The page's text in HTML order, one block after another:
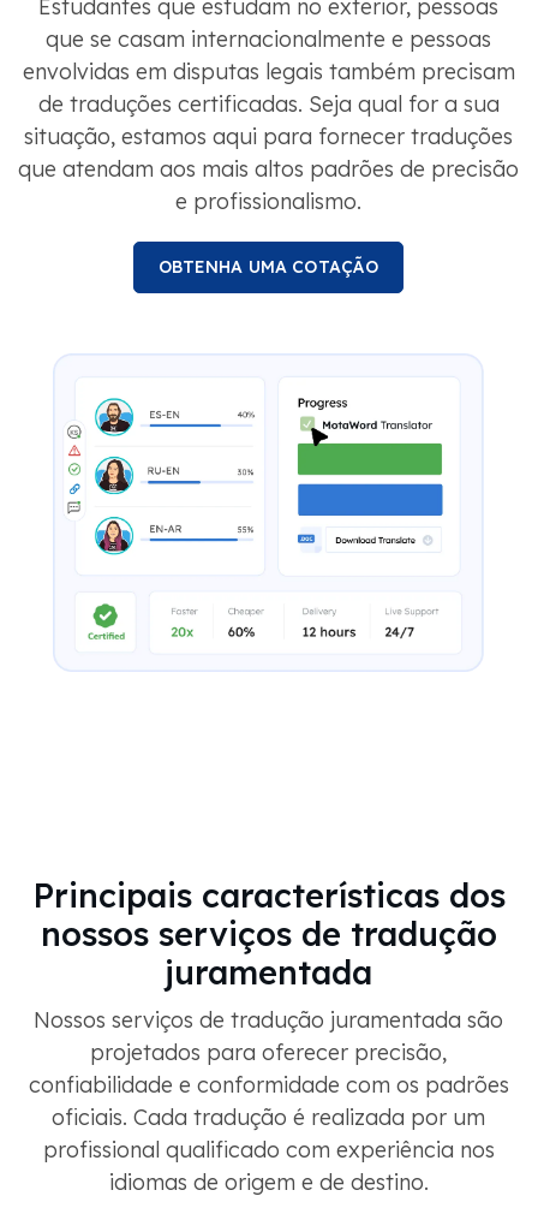
Estudantes que estudam no exterior, pessoas
que se casam internacionalmente e pessoas
envolvidas em disputas legais também precisam
de traduções certificadas. Seja qual for a sua
situação, estamos aqui para fornecer traduções
que atendam aos mais altos padrões de precisão
e profissionalismo.
OBTENHA UMA COTAÇÃO
Principais características dos
nossos serviços de tradução
juramentada
Nossos serviços de tradução juramentada são
projetados para oferecer precisão,
confiabilidade e conformidade com os padrões
oficiais. Cada tradução é realizada por um
profissional qualificado com experiência nos
idiomas de origem e de destino.